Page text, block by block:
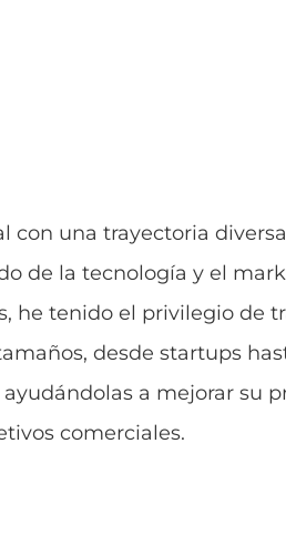
con una trayectoria
de la tecnología y el
he tenido el privilegio de
desde startups
a mejorar su
comerciales.